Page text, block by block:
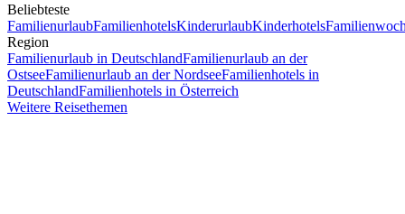
Beliebteste
FamilienurlaubFamilienhotelsKinderurlaubKinderhotels
Region
Familienurlaub in DeutschlandFamilienurlaub an der
OstseeFamilienurlaub an der NordseeFamilienhotels in
DeutschlandFamilienhotels in Österreich
Weitere Reisethemen